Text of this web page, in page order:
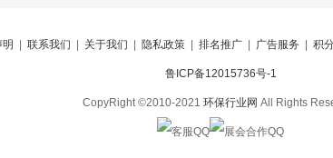
联系我们 关于我们 隐私政策 排名推广 广告服务 积
鲁ICP备12015736号-1
CopyRight ©2010-2021 环保行业网 All Rights